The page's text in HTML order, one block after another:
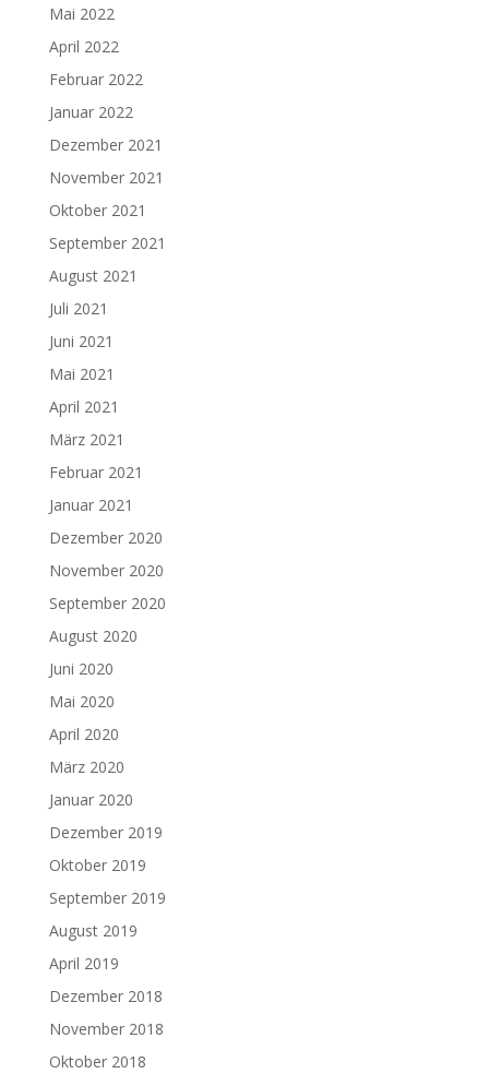
Mai 2022
April 2022
Februar 2022
Januar 2022
Dezember 2021
November 2021
Oktober 2021
September 2021
August 2021
Juli 2021
Juni 2021
Mai 2021
April 2021
März 2021
Februar 2021
Januar 2021
Dezember 2020
November 2020
September 2020
August 2020
Juni 2020
Mai 2020
April 2020
März 2020
Januar 2020
Dezember 2019
Oktober 2019
September 2019
August 2019
April 2019
Dezember 2018
November 2018
Oktober 2018